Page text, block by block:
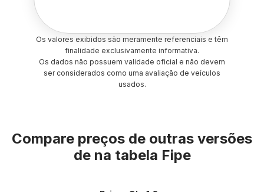
Os valores exibidos são meramente referenciais e têm
finalidade exclusivamente informativa.
Os dados não possuem validade oficial e não devem
ser considerados como uma avaliação de veículos
usados.
Compare preços de outras versões
de na tabela Fipe